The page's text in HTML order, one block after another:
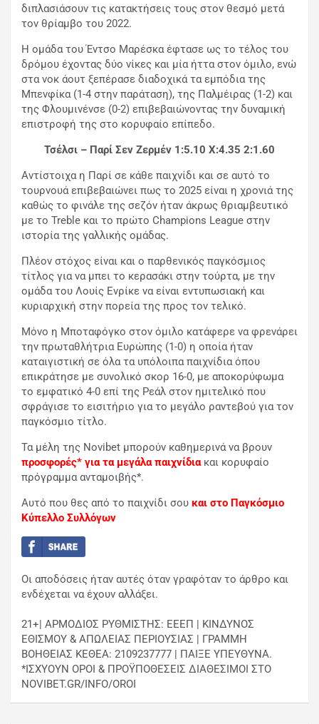
διπλασιάσουν τις κατακτήσεις τους στον θεσμό μετά
τον θρίαμβο του 2022.
Η ομάδα του Έντσο Μαρέσκα έφτασε ως το τέλος του
δρόμου έχοντας δύο νίκες και μία ήττα στον όμιλο, ενώ
στα νοκ άουτ ξεπέρασε διαδοχικά τα εμπόδια της
Μπενφίκα (1-4 στην παράταση), της Παλμέιρας (1-2) και
της Φλουμινένσε (0-2) επιβεβαιώνοντας την δυναμική
επιστροφή της στο κορυφαίο επίπεδο.
Τσέλσι – Παρί Σεν Ζερμέν 1:5.10 X:4.35 2:1.60
Αντίστοιχα η Παρί σε κάθε παιχνίδι και σε αυτό το
τουρνουά επιβεβαιώνει πως το 2025 είναι η χρονιά της
καθώς το φινάλε της σεζόν ήταν άκρως θριαμβευτικό
με το Treble και το πρώτο Champions League στην
ιστορία της γαλλικής ομάδας.
Πλέον στόχος είναι και ο παρθενικός παγκόσμιος
τίτλος για να μπει το κερασάκι στην τούρτα, με την
ομάδα του Λουίς Ενρίκε να είναι εντυπωσιακή και
κυριαρχική στην πορεία της προς τον τελικό.
Μόνο η Μποταφόγκο στον όμιλο κατάφερε να φρενάρει
την πρωταθλήτρια Ευρώπης (1-0) η οποία ήταν
καταιγιστική σε όλα τα υπόλοιπα παιχνίδια όπου
επικράτησε με συνολικό σκορ 16-0, με αποκορύφωμα
το εμφατικό 4-0 επί της Ρεάλ στον ημιτελικό που
σφράγισε το εισιτήριο για το μεγάλο ραντεβού για τον
παγκόσμιο τίτλο.
Τα μέλη της Novibet μπορούν καθημερινά να βρουν
προσφορές* για τα μεγάλα παιχνίδιακαι κορυφαίο
πρόγραμμα ανταμοιβής*.
Αυτό που θες από το παιχνίδι σου και στο Παγκόσμιο
Κύπελλο Συλλόγων
Οι αποδόσεις ήταν αυτές όταν γραφόταν το άρθρο και
ενδέχεται να έχουν αλλάξει.
21+| ΑΡΜΟΔΙΟΣ ΡΥΘΜΙΣΤΗΣ: ΕΕΕΠ | ΚΙΝΔΥΝΟΣ
ΕΘΙΣΜΟΥ & ΑΠΩΛΕΙΑΣ ΠΕΡΙΟΥΣΙΑΣ | ΓΡΑΜΜΗ
ΒΟΗΘΕΙΑΣ ΚΕΘΕΑ: 2109237777 | ΠΑΙΞΕ ΥΠΕΥΘΥΝΑ.
*ΙΣΧΥΟΥΝ ΟΡΟΙ & ΠΡΟΫΠΟΘΕΣΕΙΣ ΔΙΑΘΕΣΙΜΟΙ ΣΤΟ
NOVIBET.GR/INFO/OROI